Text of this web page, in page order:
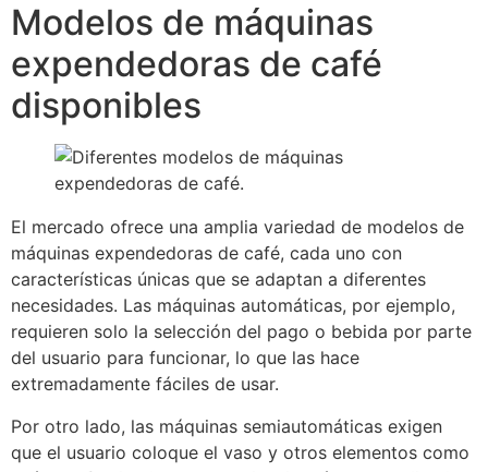
Modelos de máquinas
expendedoras de café
disponibles
El mercado ofrece una amplia variedad de modelos de
máquinas expendedoras de café, cada uno con
características únicas que se adaptan a diferentes
necesidades. Las máquinas automáticas, por ejemplo,
requieren solo la selección del pago o bebida por parte
del usuario para funcionar, lo que las hace
extremadamente fáciles de usar.
Por otro lado, las máquinas semiautomáticas exigen
que el usuario coloque el vaso y otros elementos como